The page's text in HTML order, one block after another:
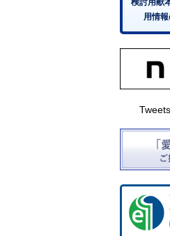
検討用献
用情